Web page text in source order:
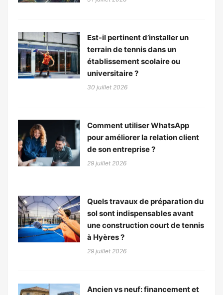
Est-il pertinent d’installer un
terrain de tennis dans un
établissement scolaire ou
universitaire ?
30 juillet 2026
Comment utiliser WhatsApp
pour améliorer la relation client
de son entreprise ?
29 juillet 2026
Quels travaux de préparation du
sol sont indispensables avant
une construction court de tennis
à Hyères ?
29 juillet 2026
Ancien vs neuf: financement et